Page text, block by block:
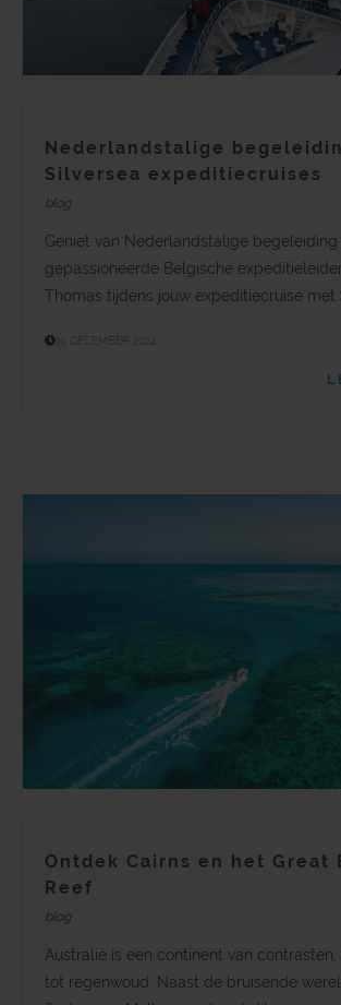
Nederlandstalige
Silversea expeditiecruises
blog
Geniet van Nederlandstalige
gepassioneerde Belgische
Thomas tijdens jouw expeditiecruise met
Ontdek Cairns en het Great
Reef
blog
Australië is een continent van contrasten,
tot regenwoud. Naast de bruisende